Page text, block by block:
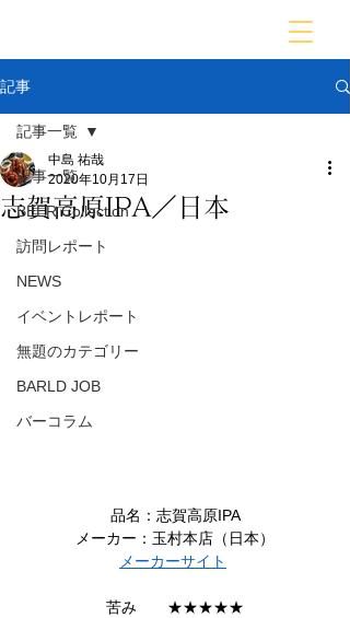
記事
記事一覧
BEER Collection
訪問レポート
NEWS
イベントレポート
無題のカテゴリー
BARLD JOB
バーコラム
記事一覧
志賀高原IPA／日本
中島 祐哉
2020年10月17日
品名：志賀高原IPA
メーカー：玉村本店（日本）
メーカーサイト
苦み　　★★★★★